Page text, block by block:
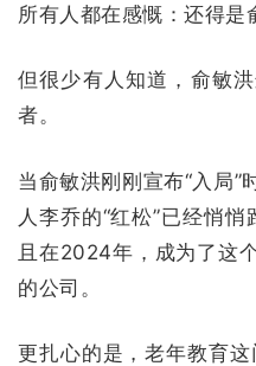
所有人都在感慨：还得是
但很少有人知道，俞敏
者。
当俞敏洪刚刚宣布“入局”
人李乔的“红松”已经悄
且在2024年，成为了这
的公司。
更扎心的是，老年教育这